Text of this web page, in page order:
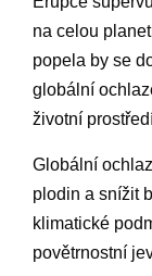
na celou
popela by se
globální
životní
Globální
plodin a snížit
klimatické
povětrnostní